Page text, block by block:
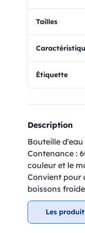
Tailles
Étiquette
Description
Bouteille
Contenance :
couleur et le
Convient pour
boissons
Les